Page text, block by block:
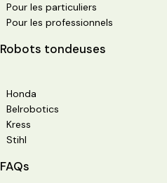
Pour les particuliers
Pour les professionnels
Robots tondeuses
Honda
Belrobotics
Kress
Stihl
FAQs